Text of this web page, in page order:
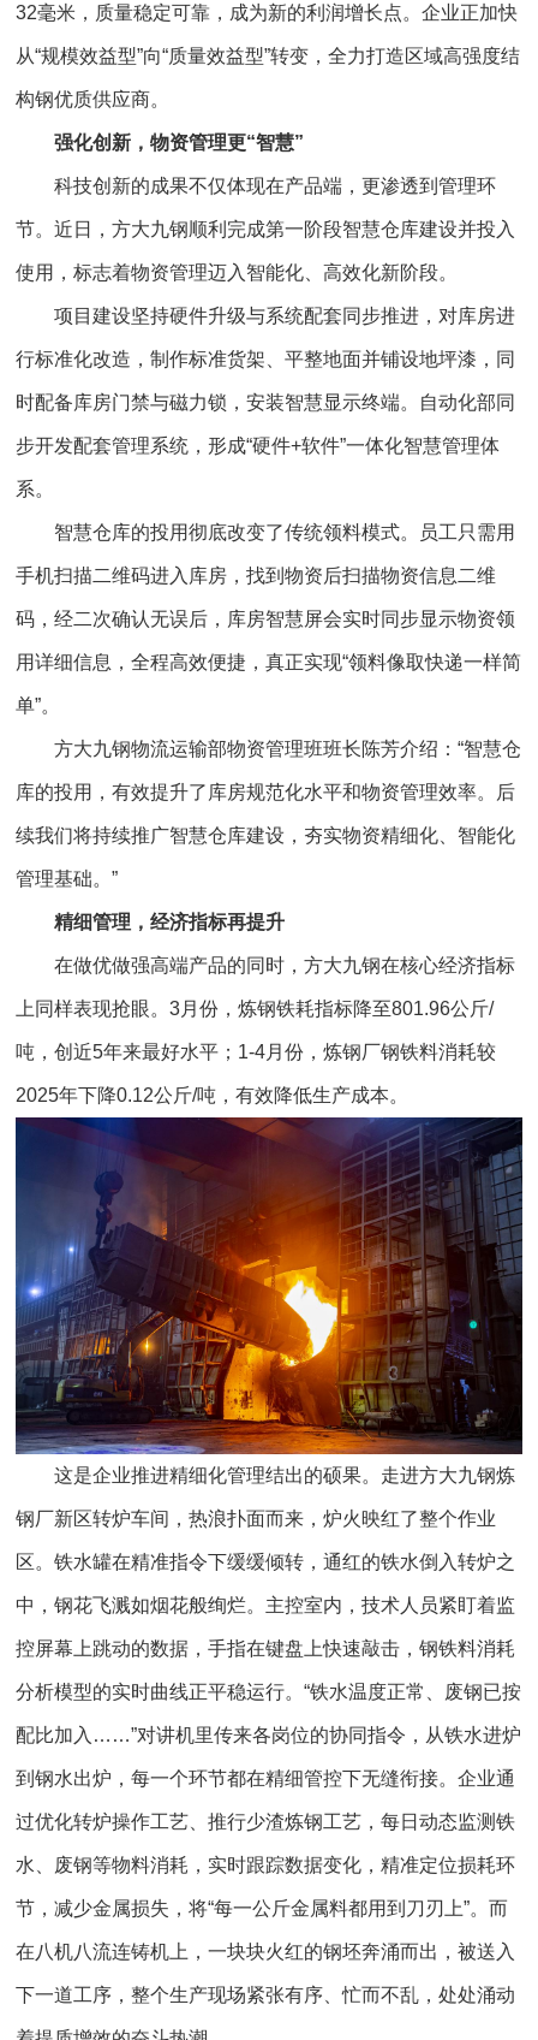
32毫米，质量稳定可靠，成为新的利润增长点。企业正加快
从“规模效益型”向“质量效益型”转变，全力打造区域高强度结
构钢优质供应商。
强化创新，物资管理更“智慧”
科技创新的成果不仅体现在产品端，更渗透到管理环
节。近日，方大九钢顺利完成第一阶段智慧仓库建设并投入
使用，标志着物资管理迈入智能化、高效化新阶段。
项目建设坚持硬件升级与系统配套同步推进，对库房进
行标准化改造，制作标准货架、平整地面并铺设地坪漆，同
时配备库房门禁与磁力锁，安装智慧显示终端。自动化部同
步开发配套管理系统，形成“硬件+软件”一体化智慧管理体
系。
智慧仓库的投用彻底改变了传统领料模式。员工只需用
手机扫描二维码进入库房，找到物资后扫描物资信息二维
码，经二次确认无误后，库房智慧屏会实时同步显示物资领
用详细信息，全程高效便捷，真正实现“领料像取快递一样简
单”。
方大九钢物流运输部物资管理班班长陈芳介绍：“智慧仓
库的投用，有效提升了库房规范化水平和物资管理效率。后
续我们将持续推广智慧仓库建设，夯实物资精细化、智能化
管理基础。”
精细管理，经济指标再提升
在做优做强高端产品的同时，方大九钢在核心经济指标
上同样表现抢眼。3月份，炼钢铁耗指标降至801.96公斤/
吨，创近5年来最好水平；1-4月份，炼钢厂钢铁料消耗较
2025年下降0.12公斤/吨，有效降低生产成本。
这是企业推进精细化管理结出的硕果。走进方大九钢炼
钢厂新区转炉车间，热浪扑面而来，炉火映红了整个作业
区。铁水罐在精准指令下缓缓倾转，通红的铁水倒入转炉之
中，钢花飞溅如烟花般绚烂。主控室内，技术人员紧盯着监
控屏幕上跳动的数据，手指在键盘上快速敲击，钢铁料消耗
分析模型的实时曲线正平稳运行。“铁水温度正常、废钢已按
配比加入……”对讲机里传来各岗位的协同指令，从铁水进炉
到钢水出炉，每一个环节都在精细管控下无缝衔接。企业通
过优化转炉操作工艺、推行少渣炼钢工艺，每日动态监测铁
水、废钢等物料消耗，实时跟踪数据变化，精准定位损耗环
节，减少金属损失，将“每一公斤金属料都用到刀刃上”。而
在八机八流连铸机上，一块块火红的钢坯奔涌而出，被送入
下一道工序，整个生产现场紧张有序、忙而不乱，处处涌动